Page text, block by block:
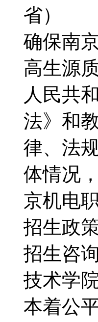
省）
确保南
高生源
人民共
法》和
律、法
体情况
京机电
招生政
招生咨
技术学
本着公